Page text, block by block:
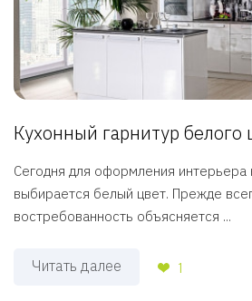
Кухонный гарнитур белого
Сегодня для оформления интерьера
выбирается белый цвет. Прежде
востребованность объясняется ...
Читать далее 1